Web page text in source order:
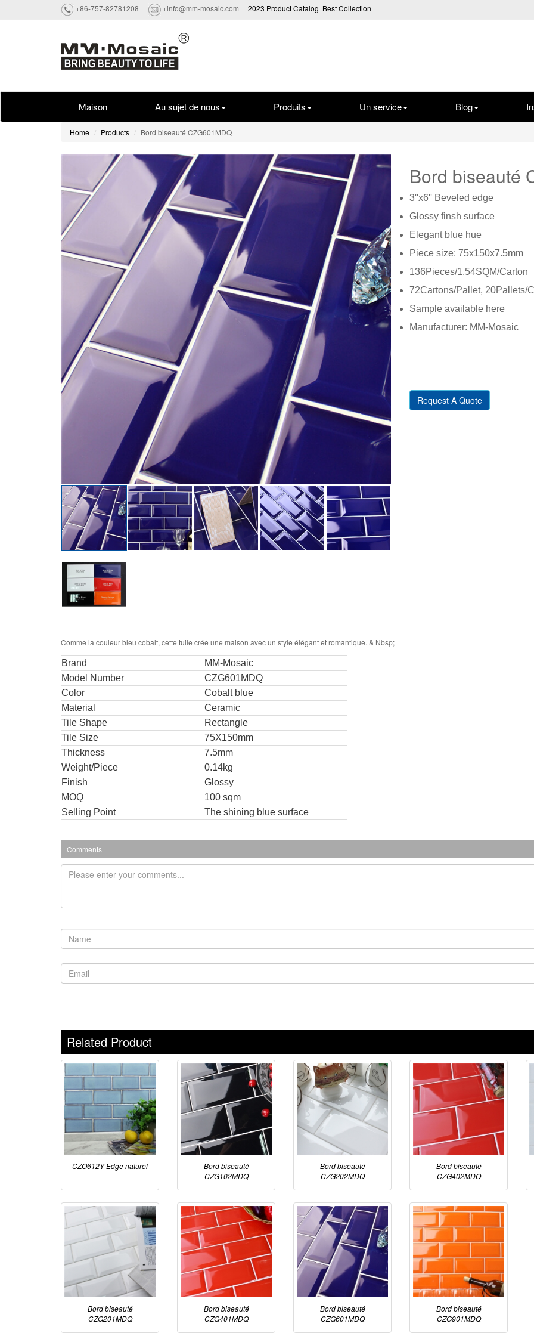
+86-757-82781208 +info@mm-mosaic.com 2023 Product Catalog Best Collection
Maison Au sujet de nous Produits Un service Blog
Home Products Bord biseauté CZG601MDQ
Bord biseauté
3''x6'' Beveled edge
Glossy finsh surface
Elegant blue hue
Piece size: 75x150x7.5mm
136Pieces/1.54SQM/Carton
72Cartons/Pallet, 20Pallets/
Sample available here
Manufacturer: MM-Mosaic
Request A Quote
Comme la couleur bleu cobalt, cette tuile crée une maison avec un style élégant et romantique. & Nbsp;
Brand
MM-Mosaic
Model Number
CZG601MDQ
Color
Cobalt blue
Material
Ceramic
Tile Shape
Rectangle
Tile Size
75X150mm
Thickness
7.5mm
Weight/Piece
0.14kg
Finish
Glossy
MOQ
100 sqm
Selling Point
The shining blue surface
Comments
Related Product
CZO612Y Edge naturel
Bord biseauté
CZG102MDQ
Bord biseauté
CZG202MDQ
Bord biseauté
CZG402MDQ
Bord biseauté
CZG201MDQ
Bord biseauté
CZG401MDQ
Bord biseauté
CZG601MDQ
Bord biseauté
CZG901MDQ